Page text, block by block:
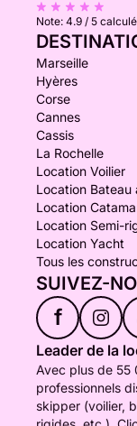
Note: 4.9 / 5
Marseille
Hyères
Corse
Cannes
Cassis
La Rochelle
Location Voilier
Location Bateau
Location
Location Semi-
Location Yacht
Tous les
SUIVEZ-
f
Leader de la
Avec plus de 55
professionnels
skipper (voilier,